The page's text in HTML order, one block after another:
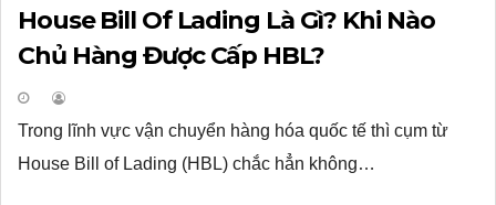
House Bill Of Lading Là Gì? Khi Nào
Chủ Hàng Được Cấp HBL?
Trong lĩnh vực vận chuyển hàng hóa quốc tế thì cụm từ
House Bill of Lading (HBL) chắc hẳn không…